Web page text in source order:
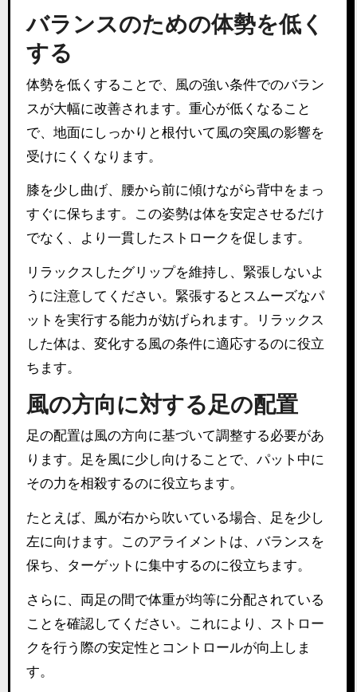
バランスのための体勢を低く
する
体勢を低くすることで、風の強い条件でのバラン
スが大幅に改善されます。重心が低くなること
で、地面にしっかりと根付いて風の突風の影響を
受けにくくなります。
膝を少し曲げ、腰から前に傾けながら背中をまっ
すぐに保ちます。この姿勢は体を安定させるだけ
でなく、より一貫したストロークを促します。
リラックスしたグリップを維持し、緊張しないよ
うに注意してください。緊張するとスムーズなパ
ットを実行する能力が妨げられます。リラックス
した体は、変化する風の条件に適応するのに役立
ちます。
風の方向に対する足の配置
足の配置は風の方向に基づいて調整する必要があ
ります。足を風に少し向けることで、パット中に
その力を相殺するのに役立ちます。
たとえば、風が右から吹いている場合、足を少し
左に向けます。このアライメントは、バランスを
保ち、ターゲットに集中するのに役立ちます。
さらに、両足の間で体重が均等に分配されている
ことを確認してください。これにより、ストロー
クを行う際の安定性とコントロールが向上しま
す。